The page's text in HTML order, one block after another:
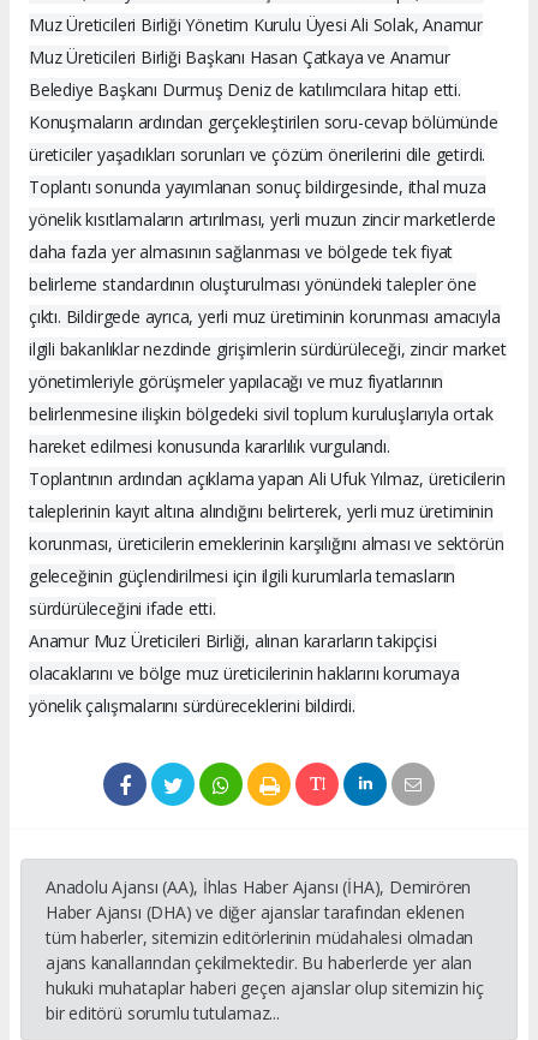
Muz Üreticileri Birliği Yönetim Kurulu Üyesi Ali Solak, Anamur
Muz Üreticileri Birliği Başkanı Hasan Çatkaya ve Anamur
Belediye Başkanı Durmuş Deniz de katılımcılara hitap etti.
Konuşmaların ardından gerçekleştirilen soru-cevap bölümünde
üreticiler yaşadıkları sorunları ve çözüm önerilerini dile getirdi.
Toplantı sonunda yayımlanan sonuç bildirgesinde, ithal muza
yönelik kısıtlamaların artırılması, yerli muzun zincir marketlerde
daha fazla yer almasının sağlanması ve bölgede tek fiyat
belirleme standardının oluşturulması yönündeki talepler öne
çıktı. Bildirgede ayrıca, yerli muz üretiminin korunması amacıyla
ilgili bakanlıklar nezdinde girişimlerin sürdürüleceği, zincir market
yönetimleriyle görüşmeler yapılacağı ve muz fiyatlarının
belirlenmesine ilişkin bölgedeki sivil toplum kuruluşlarıyla ortak
hareket edilmesi konusunda kararlılık vurgulandı.
Toplantının ardından açıklama yapan Ali Ufuk Yılmaz, üreticilerin
taleplerinin kayıt altına alındığını belirterek, yerli muz üretiminin
korunması, üreticilerin emeklerinin karşılığını alması ve sektörün
geleceğinin güçlendirilmesi için ilgili kurumlarla temasların
sürdürüleceğini ifade etti.
Anamur Muz Üreticileri Birliği, alınan kararların takipçisi
olacaklarını ve bölge muz üreticilerinin haklarını korumaya
yönelik çalışmalarını sürdüreceklerini bildirdi.
Anadolu Ajansı (AA), İhlas Haber Ajansı (İHA), Demirören
Haber Ajansı (DHA) ve diğer ajanslar tarafından eklenen
tüm haberler, sitemizin editörlerinin müdahalesi olmadan
ajans kanallarından çekilmektedir. Bu haberlerde yer alan
hukuki muhataplar haberi geçen ajanslar olup sitemizin hiç
bir editörü sorumlu tutulamaz...